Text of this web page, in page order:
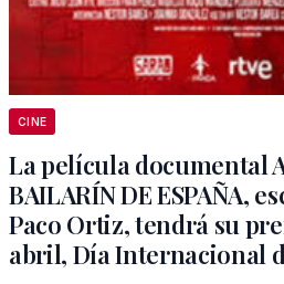
CINE
La película documental
BAILARÍN DE ESPAÑA,
Paco Ortiz, tendrá su
abril, Día Internacional